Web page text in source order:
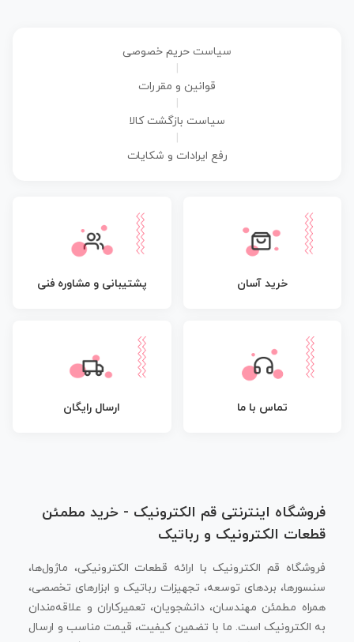
سیاست حریم خصوصی
قوانین و مقررات
سیاست بازگشت کالا
رفع ایرادات و شکایات
خرید آسان پشتیبانی و مشاوره فنی
تماس با ما ارسال رایگان
فروشگاه اینترنتی قم الکترونیک - خرید مطمئن
قطعات الکترونیک و رباتیک
فروشگاه قم الکترونیک با ارائه قطعات الکترونیکی، ماژول‌ها،
سنسورها، بردهای توسعه، تجهیزات رباتیک و ابزارهای تخصصی،
همراه مطمئن مهندسان، دانشجویان، تعمیرکاران و علاقه‌مندان
به الکترونیک است. ما با تضمین کیفیت، قیمت مناسب و ارسال